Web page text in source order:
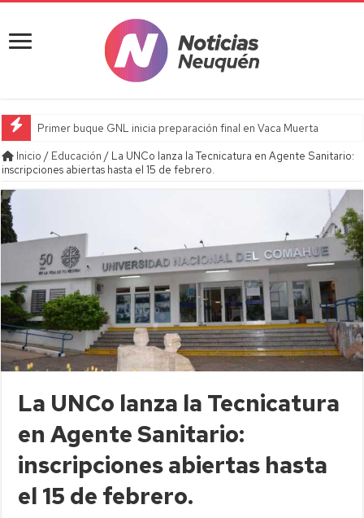
Primer buque GNL inicia preparación final en Vaca Muerta
Inicio / Educación / La UNCo lanza la Tecnicatura en Agente Sanitario:
inscripciones abiertas hasta el 15 de febrero.
La UNCo lanza la Tecnicatura
en Agente Sanitario:
inscripciones abiertas hasta
el 15 de febrero.